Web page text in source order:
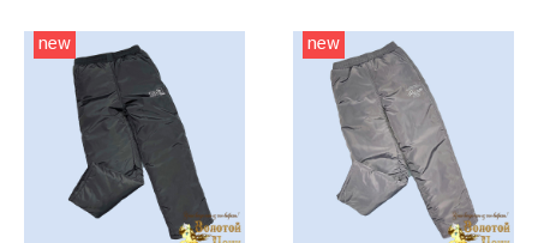
new new